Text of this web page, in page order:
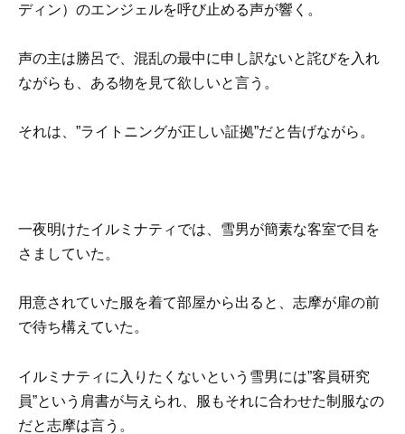
ディン）のエンジェルを呼び止める声が響く。
声の主は勝呂で、混乱の最中に申し訳ないと詫びを入れ
ながらも、ある物を見て欲しいと言う。
それは、”ライトニングが正しい証拠”だと告げながら。
一夜明けたイルミナティでは、雪男が簡素な客室で目を
さましていた。
用意されていた服を着て部屋から出ると、志摩が扉の前
で待ち構えていた。
イルミナティに入りたくないという雪男には”客員研究
員”という肩書が与えられ、服もそれに合わせた制服なの
だと志摩は言う。